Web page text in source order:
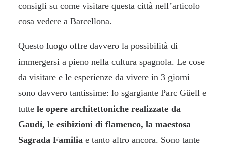
consigli su come visitare questa città nell’articolo
cosa vedere a Barcellona.
Questo luogo offre davvero la possibilità di
immergersi a pieno nella cultura spagnola. Le cose
da visitare e le esperienze da vivere in 3 giorni
sono davvero tantissime: lo sgargiante Parc Güell e
tutte le opere architettoniche realizzate da
Gaudí, le esibizioni di flamenco, la maestosa
Sagrada Familia e tanto altro ancora. Sono tante